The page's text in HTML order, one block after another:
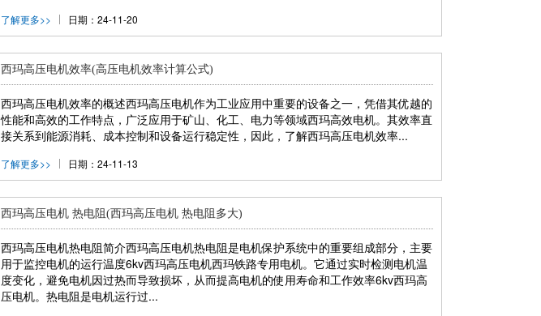
了解更多>> 日期：24-11-20
西玛高压电机效率(高压电机效率计算公式)
西玛高压电机效率的概述西玛高压电机作为工业应用中重要的设备之一，凭借其优越的
性能和高效的工作特点，广泛应用于矿山、化工、电力等领域西玛高效电机。其效率直
接关系到能源消耗、成本控制和设备运行稳定性，因此，了解西玛高压电机效率...
了解更多>> 日期：24-11-13
西玛高压电机 热电阻(西玛高压电机 热电阻多大)
西玛高压电机热电阻简介西玛高压电机热电阻是电机保护系统中的重要组成部分，主要
用于监控电机的运行温度6kv西玛高压电机西玛铁路专用电机。它通过实时检测电机温
度变化，避免电机因过热而导致损坏，从而提高电机的使用寿命和工作效率6kv西玛高
压电机。热电阻是电机运行过...